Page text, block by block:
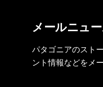
メールニュ
パタゴニアのスト
ント情報などをメ